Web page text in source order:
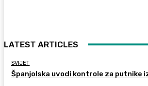
LATEST ARTICLES
SVIJET
Španjolska uvodi kontrole za putnike